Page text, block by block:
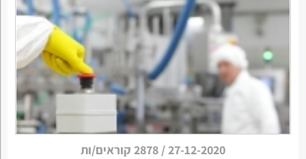
27-12-2020
/ 2878 קוראים/ות